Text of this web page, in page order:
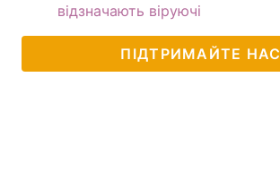
відзначають віруючі
ПІДТРИМАЙТЕ НАС